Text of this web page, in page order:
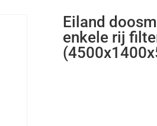
Eiland
enkele rij